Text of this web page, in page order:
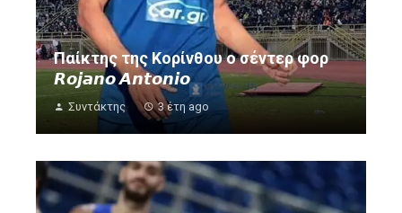
Παίκτης της Κορίνθου ο σέντερ φορ
𝙍𝙤𝙟𝙖𝙣𝙤 𝘼𝙣𝙩𝙤𝙣𝙞𝙤
Συντάκτης 3 έτη ago